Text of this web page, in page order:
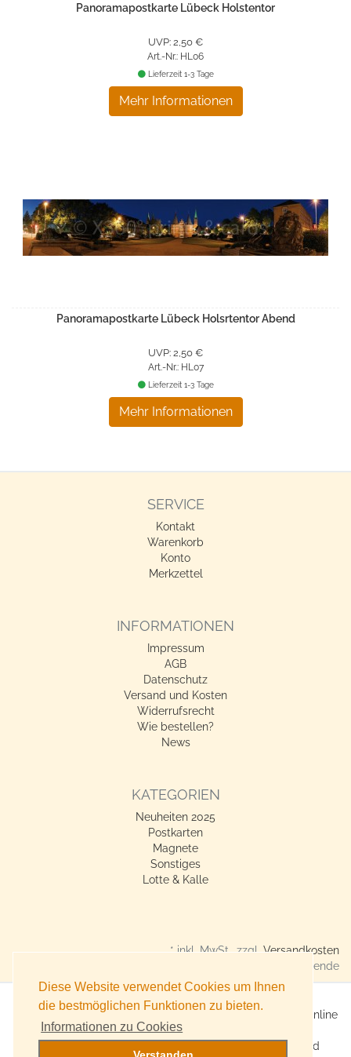
Panoramapostkarte Lübeck Holstentor
UVP: 2,50 €
Art.-Nr.: HL06
Mehr Informationen
Lieferzeit 1-3 Tage
Panoramapostkarte Lübeck Holsrtentor Abend
UVP: 2,50 €
Art.-Nr.: HL07
Mehr Informationen
Lieferzeit 1-3 Tage
SERVICE
Kontakt
Warenkorb
Konto
Merkzettel
INFORMATIONEN
Impressum
AGB
Datenschutz
Versand und Kosten
Widerrufsrecht
Wie bestellen?
News
KATEGORIEN
Neuheiten 2025
Postkarten
Magnete
Sonstiges
Lotte & Kalle
* inkl. MwSt., zzgl.Versandkosten
Verkauf nur an Gewerbetreibende
X360° Postkarten-Shop - Geschenkideen für alle Anlässe online
kaufen
Online Versand für Trend-Produkte, Lifestyle-Artikel und
Diese Website verwendet Cookies um Ihnen
die bestmöglichen Funktionen zu bieten.
Informationen zu Cookies